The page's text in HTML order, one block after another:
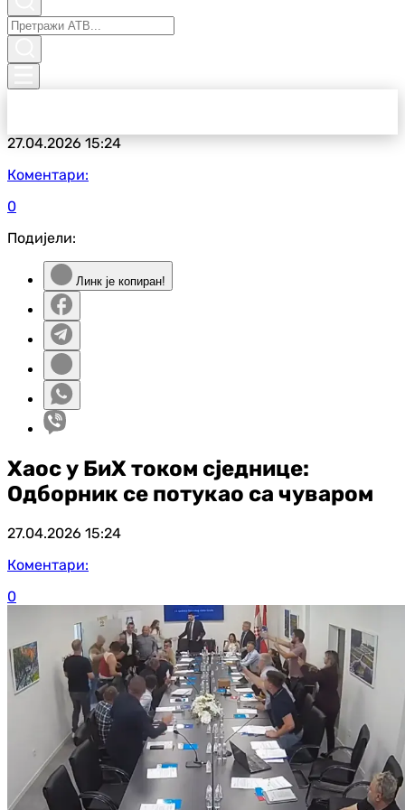
27.04.202615:24
Коментари:
0
Подијели:
Линк је копиран!
Хаос у БиХ током сједнице:
Одборник се потукао са чуваром
27.04.2026 15:24
Коментари:
0